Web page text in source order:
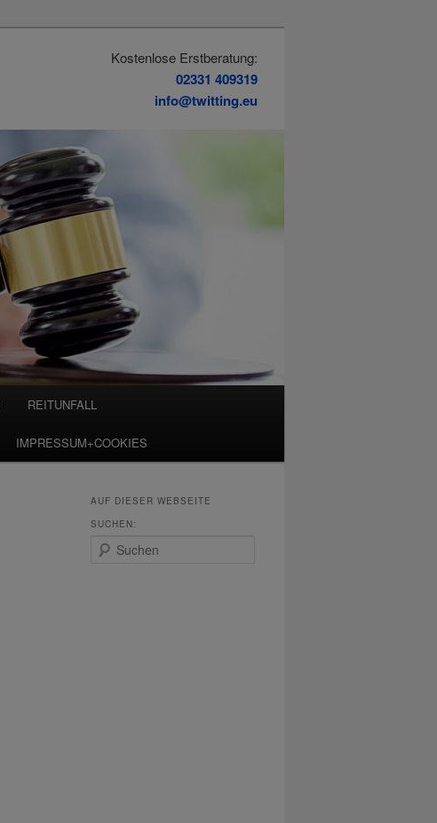
Kostenlose Erstberatung:
02331 409319
info@twitting.eu
REITUNFALL
IMPRESSUM+COOKIES
AUF DIESER WEBSEITE
SUCHEN: